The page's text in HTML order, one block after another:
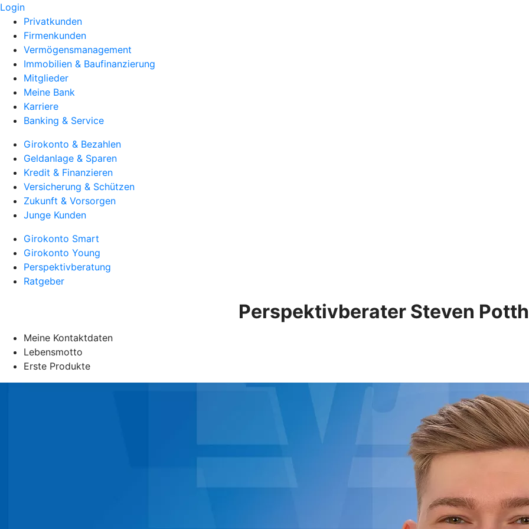
Login
Privatkunden
Firmenkunden
Vermögensmanagement
Immobilien & Baufinanzierung
Mitglieder
Meine Bank
Karriere
Banking & Service
Girokonto & Bezahlen
Geldanlage & Sparen
Kredit & Finanzieren
Versicherung & Schützen
Zukunft & Vorsorgen
Junge Kunden
Girokonto Smart
Girokonto Young
Perspektivberatung
Ratgeber
Perspektivberater Steven
Meine Kontaktdaten
Lebensmotto
Erste Produkte